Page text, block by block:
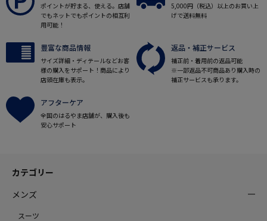
ポイントが貯まる、使える。店舗
でもネットでもポイントの相互利
用可能！
5,000円（税込）以上のお買い上
げで送料無料
豊富な商品情報
サイズ詳細・ディテールなどお客
様の購入をサポート！商品により
店頭在庫も表示。
返品・補正サービス
補正前・着用前の返品可能
※一部返品不可商品あり購入時の
補正サービスも承ります。
アフターケア
全国のはるやま店舗が、購入後も
安心サポート
カテゴリー
メンズ
スーツ